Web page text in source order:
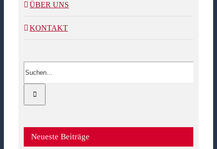
ÜBER UNS
KONTAKT
Neueste Beiträge